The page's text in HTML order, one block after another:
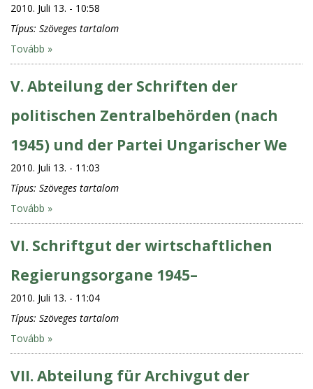
2010. Juli 13. - 10:58
Típus: Szöveges tartalom
Tovább »
V. Abteilung der Schriften der
politischen Zentralbehörden (nach
1945) und der Partei Ungarischer We
2010. Juli 13. - 11:03
Típus: Szöveges tartalom
Tovább »
VI. Schriftgut der wirtschaftlichen
Regierungsorgane 1945–
2010. Juli 13. - 11:04
Típus: Szöveges tartalom
Tovább »
VII. Abteilung für Archivgut der